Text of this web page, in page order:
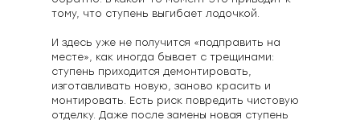
тому, что ступень выгибает лодочкой.
И здесь уже не получится «подправить на
месте», как иногда бывает с трещинами:
ступень приходится демонтировать,
изготавливать новую, заново красить и
монтировать. Есть риск повредить чистовую
отделку. Даже после замены новая ступень